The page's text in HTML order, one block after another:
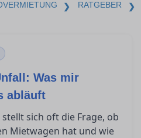
❯ RATGEBER ❯
Was mir
abläuft
sich oft die Frage, ob
Mietwagen hat und wie